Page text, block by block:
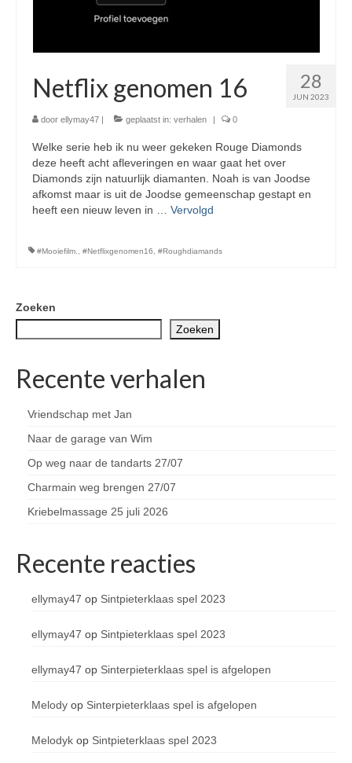
28
JUN 2023
Netflix genomen 16
door ellymay47 | geplaatst in: verhalen | 0
Welke serie heb ik nu weer gekeken Rouge Diamonds
deze heeft acht afleveringen en waar gaat het over
Diamonds zijn natuurlijk diamanten. Noah is van Joodse
afkomst maar is uit de Joodse gemeenschap gestapt en
heeft een nieuw leven in … Vervolgd
#Mooiefilm. #Netflixgenomen16 #Roughdiamands
Zoeken
Zoeken
Recente verhalen
Vriendschap met Jan
Naar de garage van Wim
Op weg naar de tandarts 27/07
Charmain weg brengen 27/07
Kriebelmassage 25 juli 2026
Recente reacties
ellymay47 op Sintpieterklaas spel 2023
ellymay47 op Sintpieterklaas spel 2023
ellymay47 op Sinterpieterklaas spel is afgelopen
Melody op Sinterpieterklaas spel is afgelopen
Melodyk op Sintpieterklaas spel 2023